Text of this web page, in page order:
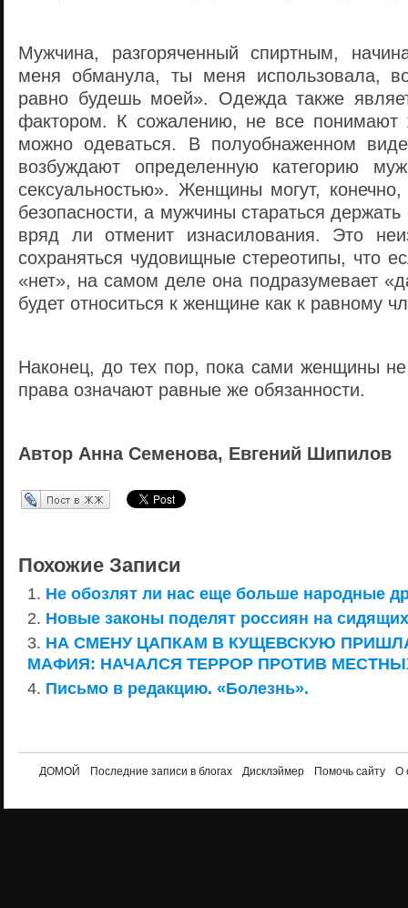
Мужчина, разгоряченный спиртным,
меня обманула, ты меня использовала,
равно будешь моей». Одежда также
фактором. К сожалению, не все понимают
можно одеваться. В полуобнаженном
возбуждают определенную категорию
сексуальностью». Женщины могут,
безопасности, а мужчины стараться
вряд ли отменит изнасилования. Это
сохраняться чудовищные стереотипы, что
«нет», на самом деле она подразумевает
будет относиться к женщине как к равному
Наконец, до тех пор, пока сами женщины
права означают равные же обязанности.
Автор Анна Семенова, Евгений Шипилов
Перепост в ЖЖ
Похожие Записи
Не обозлят ли нас еще больше народные
Новые законы поделят россиян на
НА СМЕНУ ЦАПКАМ В КУЩЕВСКУЮ
МАФИЯ: НАЧАЛСЯ ТЕРРОР ПРОТИВ
Письмо в редакцию. «Болезнь».
ДОМОЙ Последние записи в блогах Дисклэймер Помочь сайту О